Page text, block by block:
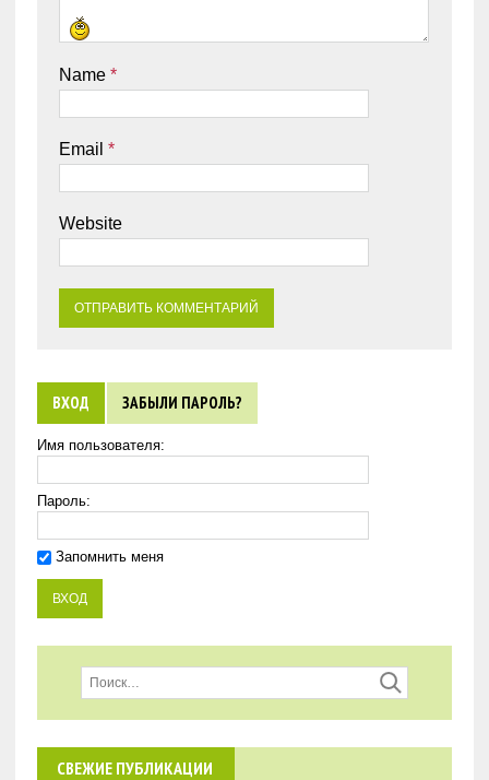
Name *
Email *
Website
ВХОД ЗАБЫЛИ ПАРОЛЬ?
Имя пользователя:
Пароль:
Запомнить меня
СВЕЖИЕ ПУБЛИКАЦИИ